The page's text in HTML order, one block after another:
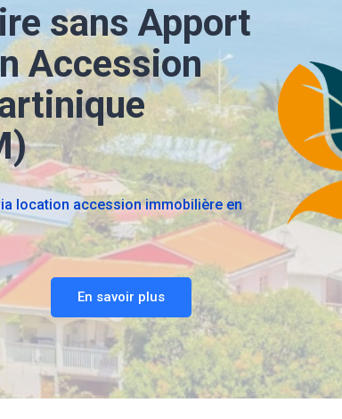
sans Apport
Accession
location accession immobilière en
En savoir plus